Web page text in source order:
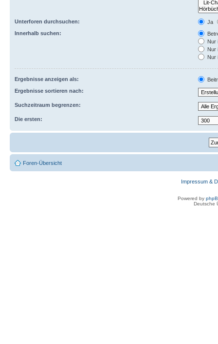
Unterforen durchsuchen:
Ja
Innerhalb suchen:
Nur
Nur
Nur
Ergebnisse anzeigen als:
Ergebnisse sortieren nach:
Suchzeitraum begrenzen:
Die ersten:
Foren-Übersicht
Impressum &
Powered by
Deutsche